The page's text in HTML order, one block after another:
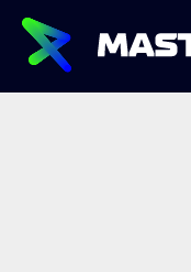
contenido